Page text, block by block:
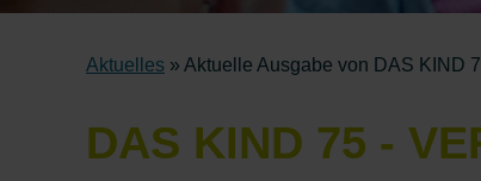
Aktuelles » Aktuelle Ausgabe von DAS KIND
DAS KIND 75 -